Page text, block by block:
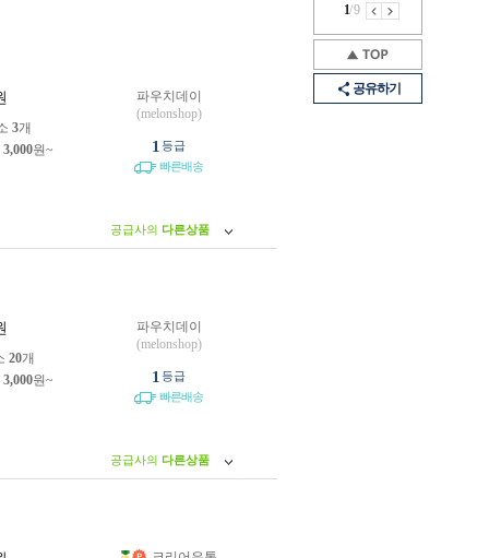
1/9
공유하기
3개
3,000원~
파우치데이
(melonshop)
1 등급
빠른배송
공급사의 다른상품
20개
3,000원~
파우치데이
(melonshop)
1 등급
빠른배송
공급사의 다른상품